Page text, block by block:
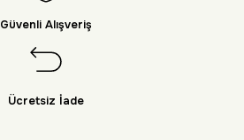
Güvenli Alışveriş
Ücretsiz İade